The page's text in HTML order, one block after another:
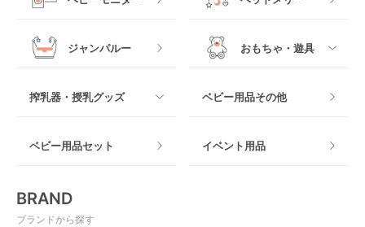
抱っこ紐その他
木製
マット製
ジャンパルー おもちゃ・遊具
搾乳器・授乳グッズ
授乳グッズ・ママ用品
ベビー用品その他
ベビー用品セット イベント用品
BRAND
ブランドから探す